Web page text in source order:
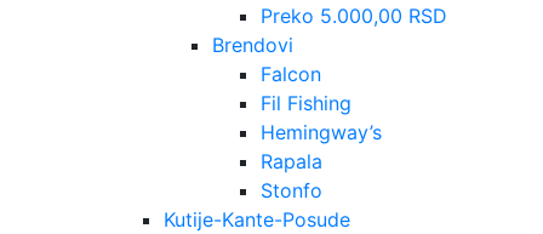
Preko 5.000,00 RSD
Brendovi
Falcon
Fil Fishing
Hemingway’s
Rapala
Stonfo
Kutije-Kante-Posude